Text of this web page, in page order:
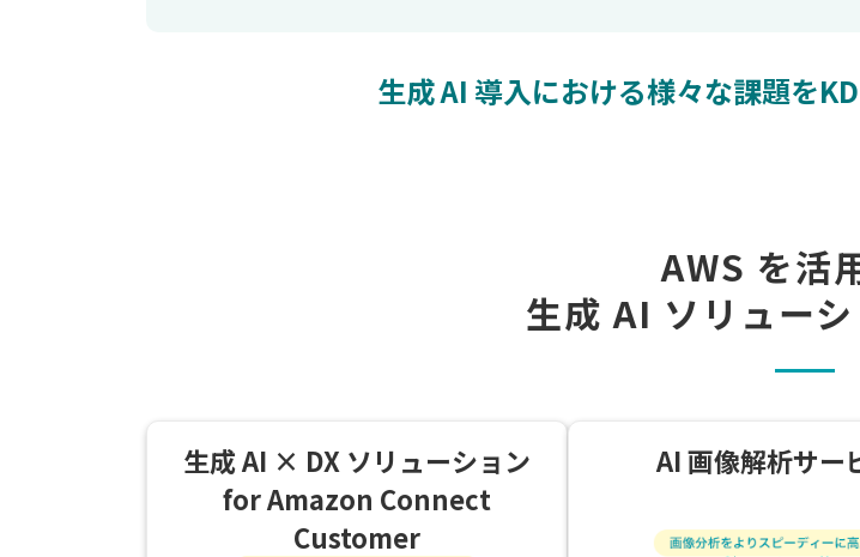
生成 AI 導入における様々な課題を
AWS を活
生成 AI ソリュー
生成 AI × DX ソリューション
for Amazon Connect
Customer
AI 画像解析サー